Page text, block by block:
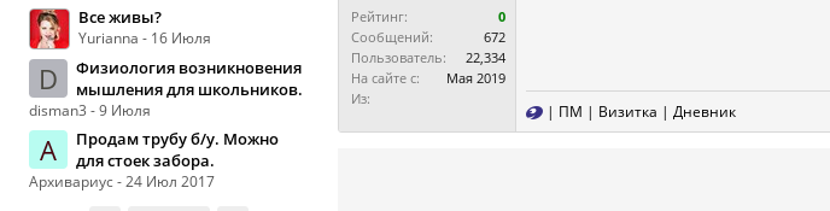
Все живы?
Yurianna - 16 Июля
D
Физиология возникновения
мышления для школьников.
disman3 - 9 Июля
А
Продам трубу б/у. Можно
для стоек забора.
Архивариус - 24 Июл 2017
Рейтинг:
0
Сообщений:
672
Пользователь:
22,334
На сайте с:
Мая 2019
Из:
| ПМ | Визитка | Дневник